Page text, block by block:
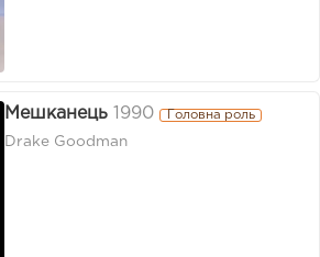
Мешканець 1990 Головна роль
Drake Goodman